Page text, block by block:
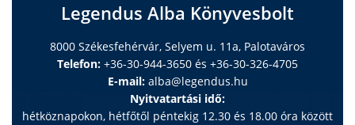
Legendus Alba Könyvesbolt
8000 Székesfehérvár, Selyem u. 11a, Palotaváros
Telefon: +36-30-944-3650 és +36-30-326-4705
E-mail: alba@legendus.hu
Nyitvatartási idő:
hétköznapokon, hétfőtől péntekig 12.30 és 18.00 óra között